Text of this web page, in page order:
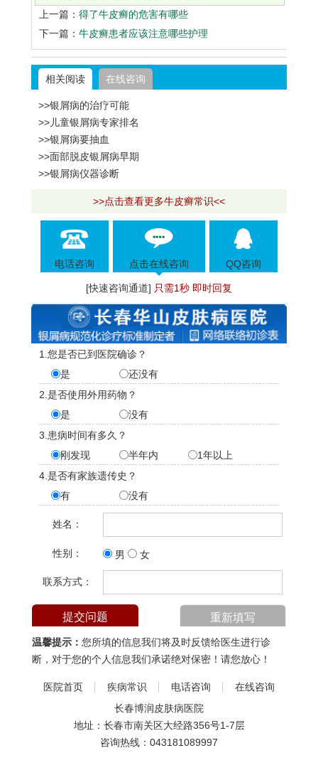
上一篇： 得了牛皮癣的危害有哪些
下一篇： 牛皮癣患者应该注意哪些护理
相关阅读 在线咨询
>>银屑病的治疗可能
>>儿童银屑病专家排名
>>银屑病要抽血
>>面部脱皮银屑病早期
>>银屑病仪器诊断
>>点击查看更多牛皮癣常识<<
电话咨询 点击在线咨询 QQ咨询
[快速咨询通道] 只需1秒 即时回复
1.您是否已到医院确诊？
是
还没有
2.是否使用外用药物？
是
没有
3.患病时间有多久？
刚发现
半年内
1年以上
4.是否有家族遗传史？
有
没有
姓名：
性别： 男 女
联系方式：
温馨提示： 您所填的信息我们将及时反馈给医生进行诊
断，对于您的个人信息我们承诺绝对保密！请您放心！
医院首页 疾病常识 电话咨询
在线咨询
长春博润皮肤病医院
地址：长春市南关区大经路356号1-7层
咨询热线： 043181089997